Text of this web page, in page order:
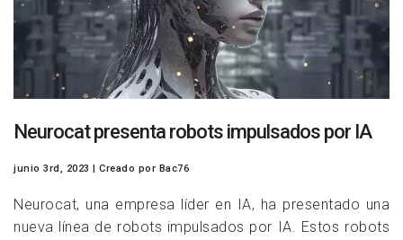
Neurocat presenta robots impulsados ​​por IA
junio 3rd, 2023 | Creado por Bac76
Neurocat, una empresa líder en IA, ha presentado una
nueva línea de robots impulsados por IA. Estos robots